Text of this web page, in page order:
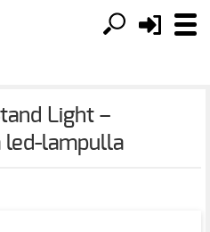
Light –
led-lampulla